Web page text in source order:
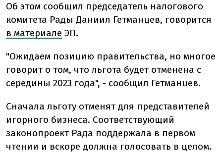
Об этом сообщил председатель налогового
комитета Рады Даниил Гетманцев, говорится
в материале ЭП.
"Ожидаем позицию правительства, но многое
говорит о том, что льгота будет отменена с
середины 2023 года", - сообщил Гетманцев.
Сначала льготу отменят для представителей
игорного бизнеса. Соответствующий
законопроект Рада поддержала в первом
чтении и вскоре должна голосовать в целом.